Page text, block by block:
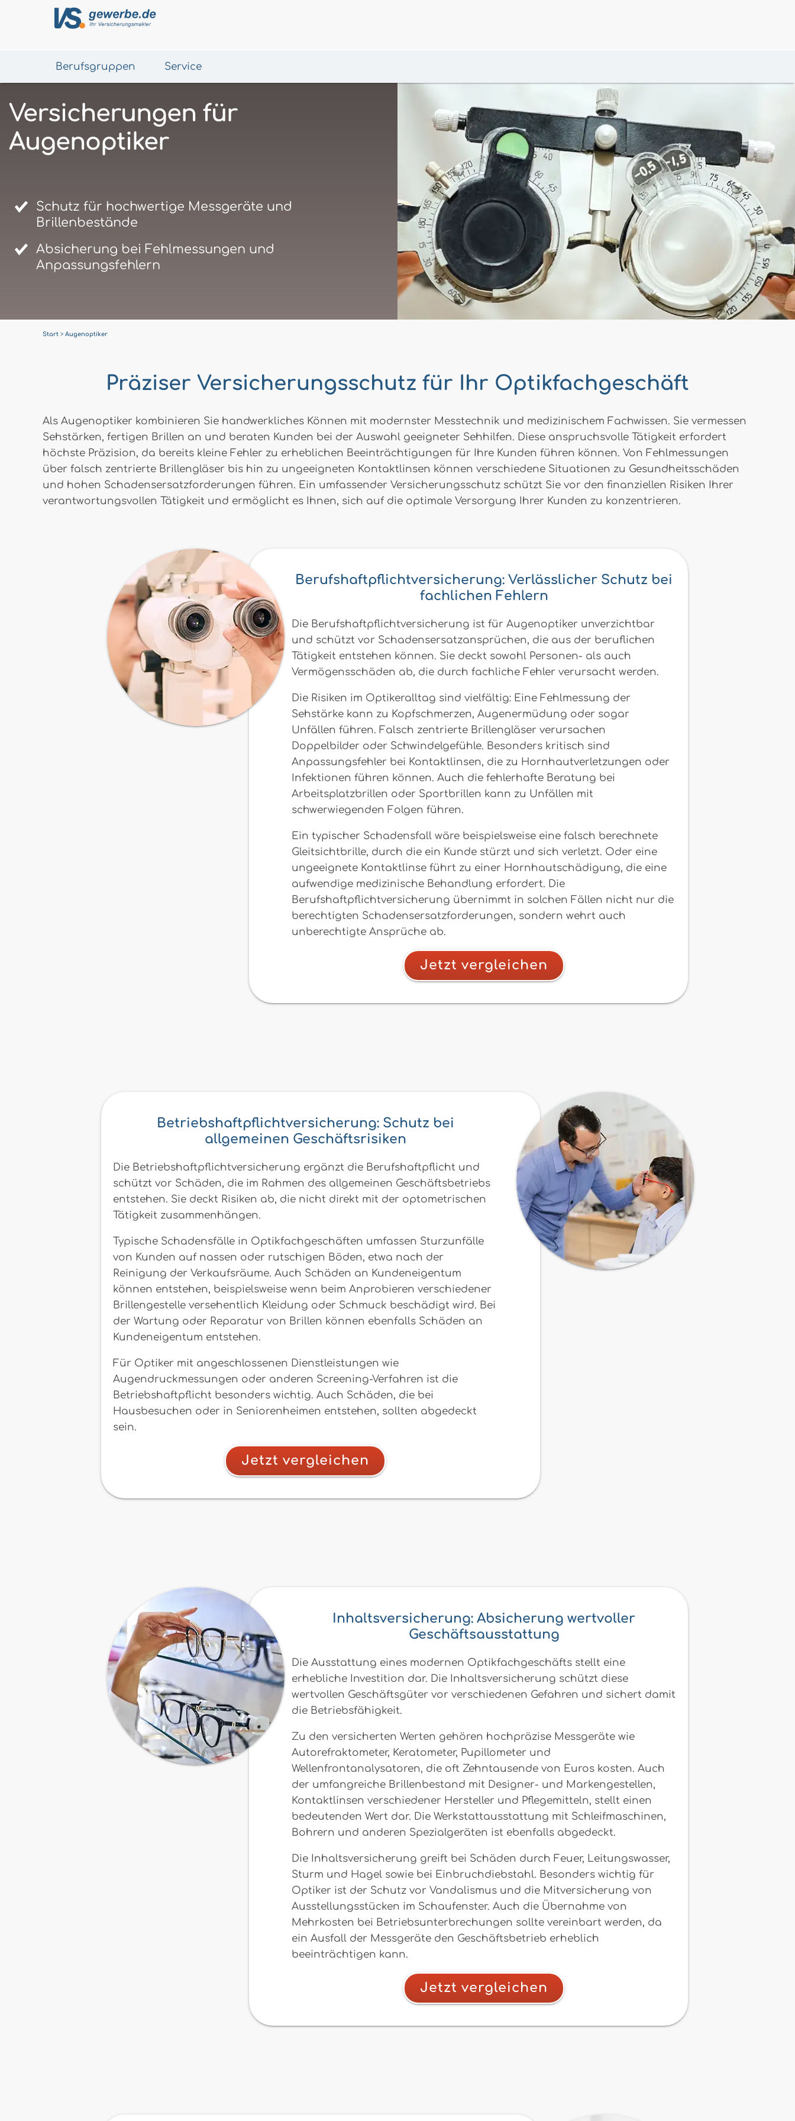
Berufsgruppen Service
Versicherungen für
Augenoptiker
Schutz für hochwertige Messgeräte und
Brillenbestände
Absicherung bei Fehlmessungen und
Anpassungsfehlern
Start Augenoptiker
Präziser Versicherungsschutz für Ihr Optikfachgeschäft
Als Augenoptiker kombinieren Sie handwerkliches Können mit modernster Messtechnik und medizinischem Fachwissen. Sie vermessen
Sehstärken, fertigen Brillen an und beraten Kunden bei der Auswahl geeigneter Sehhilfen. Diese anspruchsvolle Tätigkeit erfordert
höchste Präzision, da bereits kleine Fehler zu erheblichen Beeinträchtigungen für Ihre Kunden führen können. Von Fehlmessungen
über falsch zentrierte Brillengläser bis hin zu ungeeigneten Kontaktlinsen können verschiedene Situationen zu Gesundheitsschäden
und hohen Schadensersatzforderungen führen. Ein umfassender Versicherungsschutz schützt Sie vor den finanziellen Risiken Ihrer
verantwortungsvollen Tätigkeit und ermöglicht es Ihnen, sich auf die optimale Versorgung Ihrer Kunden zu konzentrieren.
Berufshaftpflichtversicherung: Verlässlicher Schutz bei
fachlichen Fehlern
Die Berufshaftpflichtversicherung ist für Augenoptiker unverzichtbar
und schützt vor Schadensersatzansprüchen, die aus der beruflichen
Tätigkeit entstehen können. Sie deckt sowohl Personen- als auch
Vermögensschäden ab, die durch fachliche Fehler verursacht werden.
Die Risiken im Optikeralltag sind vielfältig: Eine Fehlmessung der
Sehstärke kann zu Kopfschmerzen, Augenermüdung oder sogar
Unfällen führen. Falsch zentrierte Brillengläser verursachen
Doppelbilder oder Schwindelgefühle. Besonders kritisch sind
Anpassungsfehler bei Kontaktlinsen, die zu Hornhautverletzungen oder
Infektionen führen können. Auch die fehlerhafte Beratung bei
Arbeitsplatzbrillen oder Sportbrillen kann zu Unfällen mit
schwerwiegenden Folgen führen.
Ein typischer Schadensfall wäre beispielsweise eine falsch berechnete
Gleitsichtbrille, durch die ein Kunde stürzt und sich verletzt. Oder eine
ungeeignete Kontaktlinse führt zu einer Hornhautschädigung, die eine
aufwendige medizinische Behandlung erfordert. Die
Berufshaftpflichtversicherung übernimmt in solchen Fällen nicht nur die
berechtigten Schadensersatzforderungen, sondern wehrt auch
unberechtigte Ansprüche ab.
Jetzt vergleichen
Betriebshaftpflichtversicherung: Schutz bei
allgemeinen Geschäftsrisiken
Die Betriebshaftpflichtversicherung ergänzt die Berufshaftpflicht und
schützt vor Schäden, die im Rahmen des allgemeinen Geschäftsbetriebs
entstehen. Sie deckt Risiken ab, die nicht direkt mit der optometrischen
Tätigkeit zusammenhängen.
Typische Schadensfälle in Optikfachgeschäften umfassen Sturzunfälle
von Kunden auf nassen oder rutschigen Böden, etwa nach der
Reinigung der Verkaufsräume. Auch Schäden an Kundeneigentum
können entstehen, beispielsweise wenn beim Anprobieren verschiedener
Brillengestelle versehentlich Kleidung oder Schmuck beschädigt wird. Bei
der Wartung oder Reparatur von Brillen können ebenfalls Schäden an
Kundeneigentum entstehen.
Für Optiker mit angeschlossenen Dienstleistungen wie
Augendruckmessungen oder anderen Screening-Verfahren ist die
Betriebshaftpflicht besonders wichtig. Auch Schäden, die bei
Hausbesuchen oder in Seniorenheimen entstehen, sollten abgedeckt
sein.
Jetzt vergleichen
Inhaltsversicherung: Absicherung wertvoller
Geschäftsausstattung
Die Ausstattung eines modernen Optikfachgeschäfts stellt eine
erhebliche Investition dar. Die Inhaltsversicherung schützt diese
wertvollen Geschäftsgüter vor verschiedenen Gefahren und sichert damit
die Betriebsfähigkeit.
Zu den versicherten Werten gehören hochpräzise Messgeräte wie
Autorefraktometer, Keratometer, Pupillometer und
Wellenfrontanalysatoren, die oft Zehntausende von Euros kosten. Auch
der umfangreiche Brillenbestand mit Designer- und Markengestellen,
Kontaktlinsen verschiedener Hersteller und Pflegemitteln, stellt einen
bedeutenden Wert dar. Die Werkstattausstattung mit Schleifmaschinen,
Bohrern und anderen Spezialgeräten ist ebenfalls abgedeckt.
Die Inhaltsversicherung greift bei Schäden durch Feuer, Leitungswasser,
Sturm und Hagel sowie bei Einbruchdiebstahl. Besonders wichtig für
Optiker ist der Schutz vor Vandalismus und die Mitversicherung von
Ausstellungsstücken im Schaufenster. Auch die Übernahme von
Mehrkosten bei Betriebsunterbrechungen sollte vereinbart werden, da
ein Ausfall der Messgeräte den Geschäftsbetrieb erheblich
beeinträchtigen kann.
Jetzt vergleichen